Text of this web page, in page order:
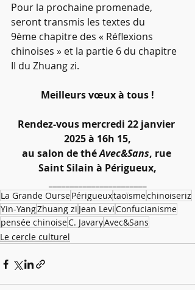
Pour la prochaine promenade,
seront transmis les textes du
9ème chapitre des « Réflexions
chinoises » et la partie 6 du chapitre
II du Zhuang zi.
Meilleurs vœux à tous !
Rendez-vous mercredi 22 janvier
2025 à 16h 15,
au salon de thé Avec&Sans, rue
Saint Silain à Périgueux,
La Grande OursePérigueuxtaoïsmechinoiseriz
Yin-YangZhuang zi Jean LeviConfucianisme
pensée chinoiseC. JavaryAvec&Sans
Le cercle culturel